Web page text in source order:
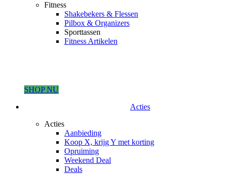
Fitness
Shakebekers & Flessen
Pilbox & Organizers
Sporttassen
Fitness Artikelen
SHOP NU
Acties
Acties
Aanbieding
Koop X, krijg Y met korting
Opruiming
Weekend Deal
Deals